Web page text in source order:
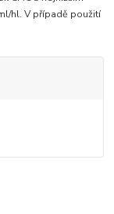
hl. V případě použití